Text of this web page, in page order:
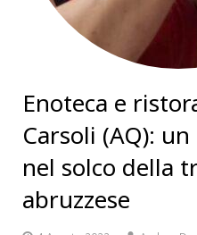
Enoteca e
Carsoli (AQ):
nel solco della
abruzzese